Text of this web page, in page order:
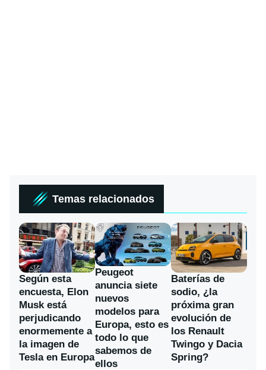
Temas relacionados
Según esta
encuesta, Elon
Musk está
perjudicando
enormemente a
la imagen de
Tesla en Europa
Peugeot
anuncia siete
nuevos
modelos para
Europa, esto es
todo lo que
sabemos de
ellos
Baterías de
sodio, ¿la
próxima gran
evolución de
los Renault
Twingo y Dacia
Spring?